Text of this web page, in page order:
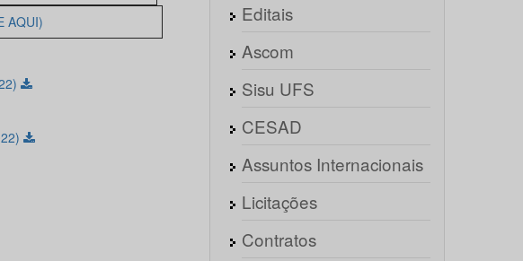
AQUI)
Editais
Ascom
Sisu UFS
CESAD
Assuntos Internacionais
Licitações
Contratos